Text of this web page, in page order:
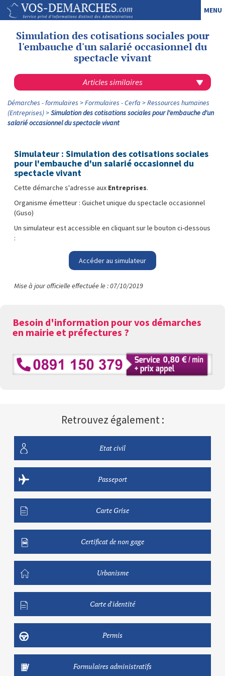
MENU
Simulation des cotisations sociales pour
l'embauche d'un salarié occasionnel du
spectacle vivant
Articles similaires
Démarches - formulaires Formulaires - Cerfa
Ressources humaines
(Entreprises)
Simulation des cotisations sociales pour l'embauche d'un
salarié occasionnel du spectacle vivant
Simulateur : Simulation des cotisations sociales
pour l'embauche d'un salarié occasionnel du
spectacle vivant
Cette démarche s'adresse aux Entreprises.
Organisme émetteur : Guichet unique du spectacle occasionnel
(Guso)
Un simulateur est accessible en cliquant sur le bouton ci-dessous
:
Accéder au simulateur
Mise à jour officielle effectuée le : 07/10/2019
Besoin d'information pour vos démarches
en mairie et préfectures ?
Retrouvez également :
Etat civil
Passeport
Carte Grise
Certificat de non gage
Urbanisme
Carte d'identité
Permis
Formulaires administratifs